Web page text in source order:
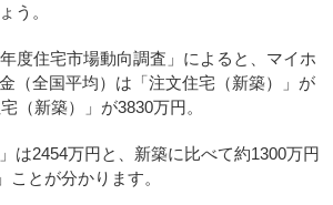
う。
度住宅市場動向調査」によると、マイホ
（全国平均）は「注文住宅（新築）」が
（新築）」が3830万円。
は2454万円と、新築に比べて約1300万円
ことが分かります。